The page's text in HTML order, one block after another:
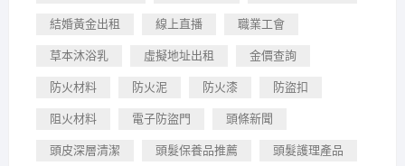
結婚黃金出租 線上直播 職業工會
草本沐浴乳 虛擬地址出租 金價查詢
防火材料 防火泥 防火漆 防盜扣
阻火材料 電子防盜門 頭條新聞
頭皮深層清潔 頭髮保養品推薦 頭髮護理產品